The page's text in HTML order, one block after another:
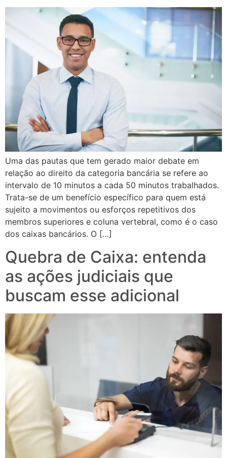
Uma das pautas que tem gerado maior debate em
relação ao direito da categoria bancária se refere ao
intervalo de 10 minutos a cada 50 minutos trabalhados.
Trata-se de um benefício específico para quem está
sujeito a movimentos ou esforços repetitivos dos
membros superiores e coluna vertebral, como é o caso
dos caixas bancários. O […]
Quebra de Caixa: entenda
as ações judiciais que
buscam esse adicional